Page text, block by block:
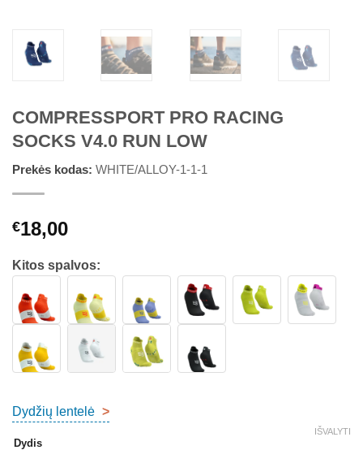
COMPRESSPORT PRO RACING
SOCKS V4.0 RUN LOW
Prekės kodas: WHITE/ALLOY-1-1-1
€18,00
Kitos spalvos:
Dydžių lentelė >
Dydis
IŠVALYTI